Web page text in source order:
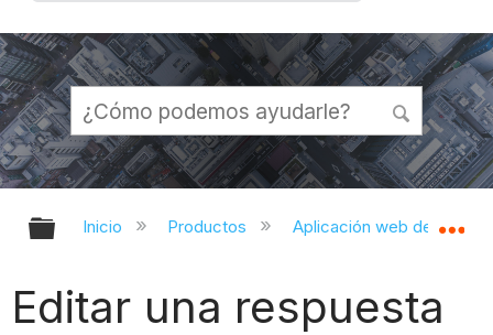
Expandir/contraer jerarquía global
Inicio Productos Aplicación web de
Editar una respuesta